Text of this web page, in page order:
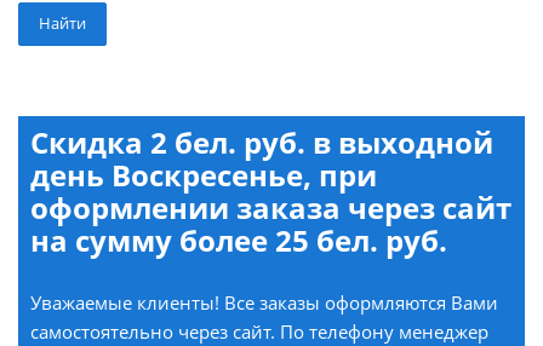
Найти
Скидка 2 бел. руб. в выходной
день Воскресенье, при
оформлении заказа через сайт
на сумму более 25 бел. руб.
Уважаемые клиенты! Все заказы оформляются Вами
самостоятельно через сайт. По телефону менеджер